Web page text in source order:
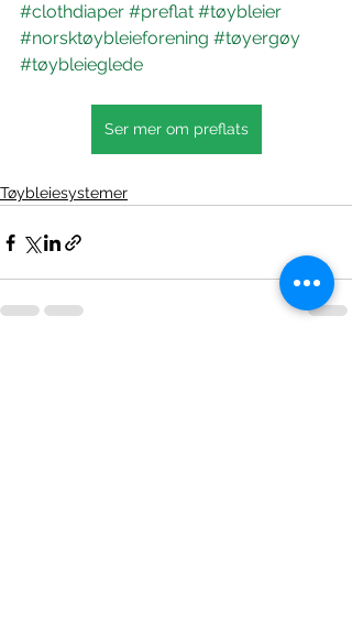
#clothdiaper #preflat #tøybleier
#norsktøybleieforening #tøyergøy
#tøybleieglede
Ser mer om preflats
Tøybleiesystemer